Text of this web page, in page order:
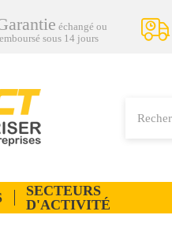
échangé ou
sous 14 jours
SECTEURS
D'ACTIVITÉ